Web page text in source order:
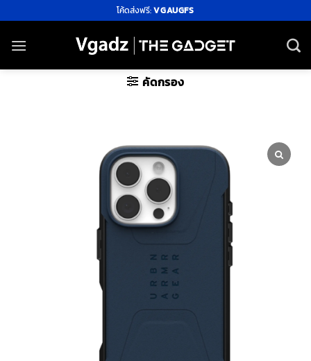
ไป
ยัง
โค้ดส่งฟรี:VGAUGFS
คัดกรอง